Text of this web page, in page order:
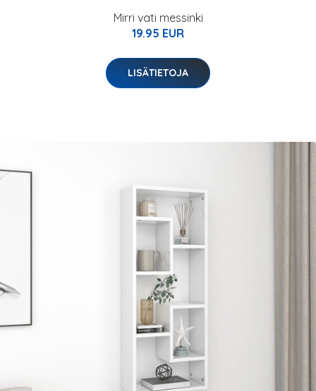
Mirri vati messinki
19.95 EUR
LISÄTIETOJA